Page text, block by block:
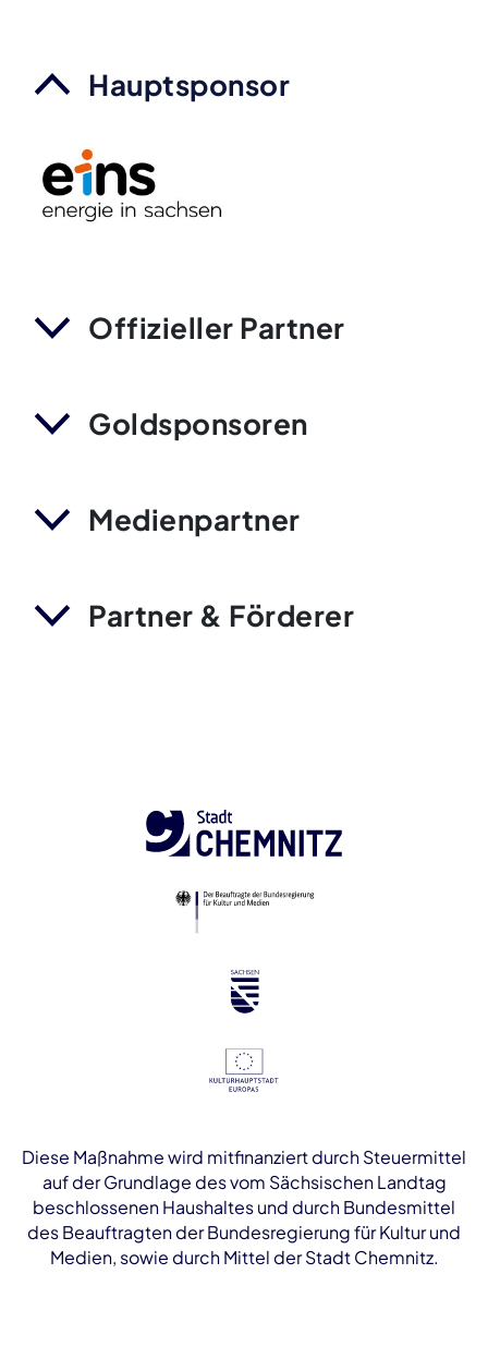
Hauptsponsor
Offizieller Partner
Goldsponsoren
Medienpartner
Partner & Förderer
Diese Maßnahme wird mitfinanziert durch Steuermittel
auf der Grundlage des vom Sächsischen Landtag
beschlossenen Haushaltes und durch Bundesmittel
des Beauftragten der Bundesregierung für Kultur und
Medien, sowie durch Mittel der Stadt Chemnitz.